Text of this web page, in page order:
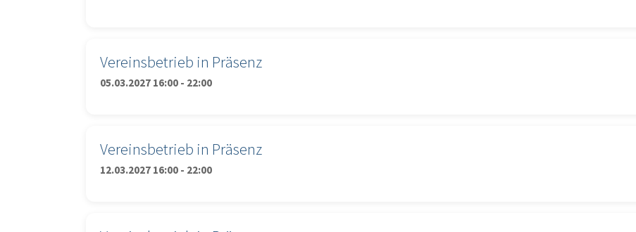
Vereinsbetrieb in Präsenz
05.03.2027 16:00 - 22:00
Vereinsbetrieb in Präsenz
12.03.2027 16:00 - 22:00